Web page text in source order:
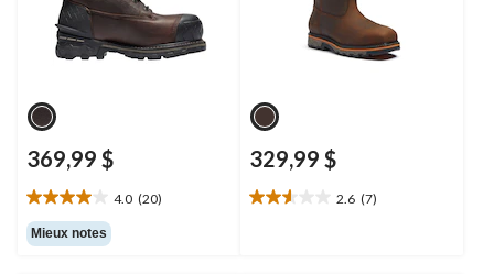
369,99 $
4.0 (20)
4.0
étoile(s)
sur
Mieux notes
329,99 $
2.6 (7)
2.6